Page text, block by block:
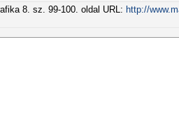
8. sz. 99-100. oldal URL: http://